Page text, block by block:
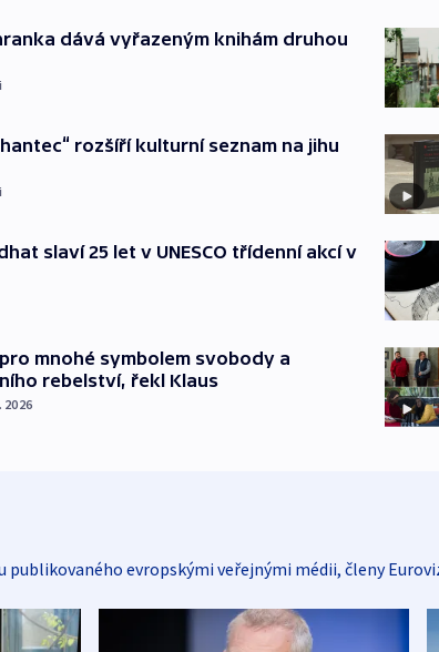
dává vyřazeným knihám druhou
rozšíří kulturní seznam na jihu
slaví 25 let v UNESCO třídenní akcí v
mnohé symbolem svobody a
rebelství, řekl Klaus
2026
publikovaného evropskými veřejnými médii, členy